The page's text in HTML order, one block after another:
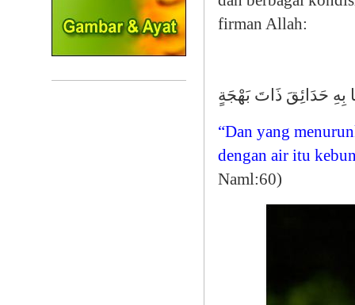
firman Allah:
بِهِ حَدَائِقَ ذَاتَ بَهْجَةٍ
“Dan yang
dengan air itu
Naml:60)